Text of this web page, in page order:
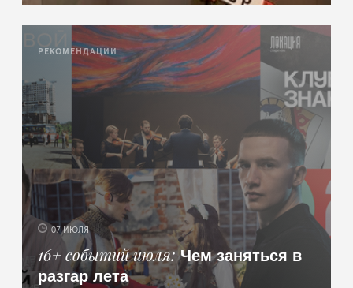
РЕКОМЕНДАЦИИ
07 ИЮЛЯ
16+ событий июля Чем заняться в
разгар лета